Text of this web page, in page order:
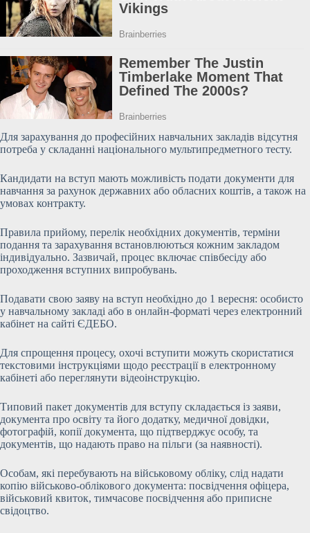
Для зарахування до професійних навчальних закладів відсутня
потреба у складанні національного мультипредметного тесту.
Кандидати на вступ мають можливість подати документи для
навчання за рахунок державних або обласних коштів, а також на
умовах контракту.
Правила прийому, перелік необхідних документів, терміни
подання та зарахування встановлюються кожним закладом
індивідуально. Зазвичай, процес включає співбесіду або
проходження вступних випробувань.
Подавати свою заяву на вступ необхідно до 1 вересня: особисто
у навчальному закладі або в онлайн-форматі через електронний
кабінет на сайті ЄДЕБО.
Для спрощення процесу, охочі вступити можуть скористатися
текстовими інструкціями щодо реєстрації в електронному
кабінеті або переглянути відеоінструкцію.
Типовий пакет документів для вступу складається із заяви,
документа про освіту та його додатку, медичної довідки,
фотографій, копії документа, що підтверджує особу, та
документів, що надають право на пільги (за наявності).
Особам, які перебувають на військовому обліку, слід надати
копію військово-облікового документа: посвідчення офіцера,
військовий квиток, тимчасове посвідчення або приписне
свідоцтво.